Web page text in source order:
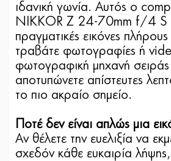
ιδανική γωνία. Αυτός ο
NIKKOR Z 24-70mm f/4 S
πραγματικές εικόνες
τραβάτε φωτογραφίες ή
φωτογραφική μηχανή
αποτυπώνετε απίστευτες
το πιο ακραίο σημείο.
Ποτέ δεν είναι απλώς μια
Αν θέλετε την ευελιξία να
σχεδόν κάθε ευκαιρία